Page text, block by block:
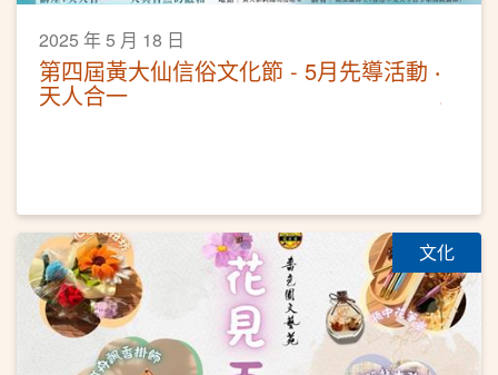
2025 年 5 月 18 日
第四屆黃大仙信俗文化節 - 5月先導活動 ‧
天人合一
文化